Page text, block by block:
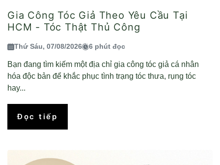
Gia Công Tóc Giả Theo Yêu Cầu Tại
HCM - Tóc Thật Thủ Công
Thứ Sáu, 07/08/2026 6 phút đọc
Bạn đang tìm kiếm một địa chỉ gia công tóc giả cá nhân
hóa độc bản để khắc phục tình trạng tóc thưa, rụng tóc
hay...
Đọc tiếp